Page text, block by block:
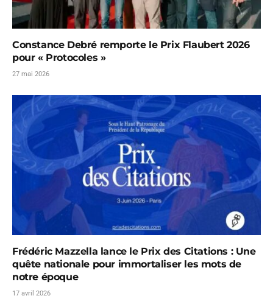
Constance Debré remporte le Prix Flaubert 2026
pour « Protocoles »
27 mai 2026
Frédéric Mazzella lance le Prix des Citations : Une
quête nationale pour immortaliser les mots de
notre époque
17 avril 2026